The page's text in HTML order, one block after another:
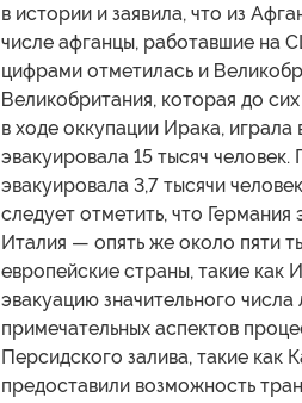
в истории и заявила, что из
числе афганцы, работавшие на
цифрами отметилась и
Великобритания, которая до
в ходе оккупации Ирака,
эвакуировала 15 тысяч
эвакуировала 3,7 тысячи
следует отметить, что
Италия — опять же около пяти
европейские страны, такие
эвакуацию значительного
примечательных аспектов
Персидского залива, такие
предоставили возможность